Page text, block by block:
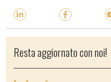
Resta aggiornato con noi!